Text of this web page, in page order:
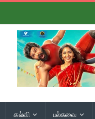
கல்வி பல்சுவை